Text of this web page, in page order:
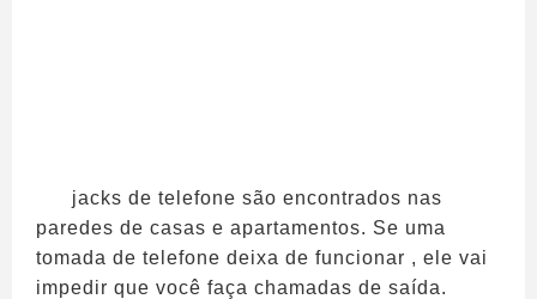
jacks de telefone são encontrados nas
paredes de casas e apartamentos. Se uma
tomada de telefone deixa de funcionar , ele vai
impedir que você faça chamadas de saída.